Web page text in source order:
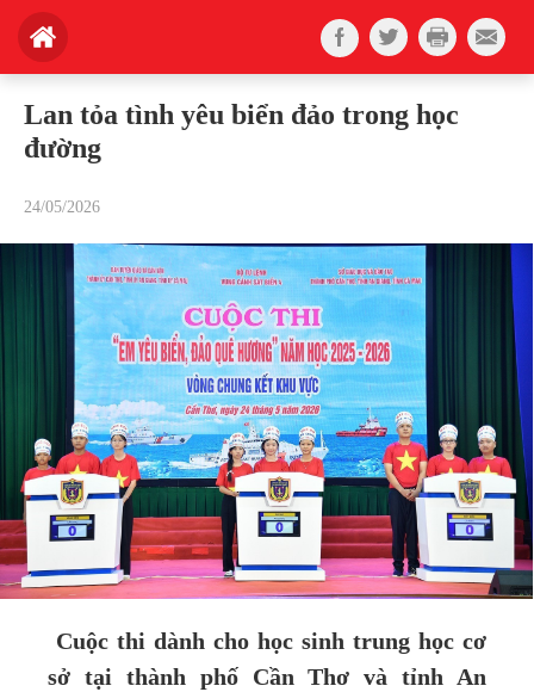
Lan tỏa tình yêu biển đảo trong học
đường
24/05/2026
Cuộc thi dành cho học sinh trung học cơ
sở tại thành phố Cần Thơ và tỉnh An